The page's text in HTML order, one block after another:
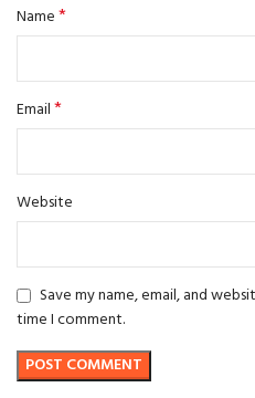
Name*
Email*
Website
Save my name, email, and
time I comment.